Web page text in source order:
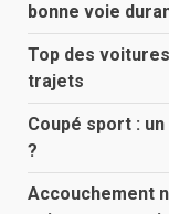
bonne voie
Top des
trajets
Coupé sport :
?
Accouchement